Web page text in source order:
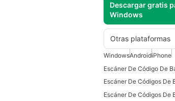
Descargar gratis
Windows
Otras plataformas
WindowsAndroidiPhone
Escáner De Códigos De